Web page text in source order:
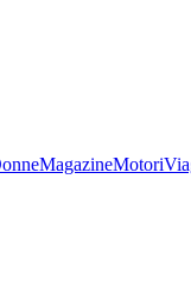
MagazineMotori